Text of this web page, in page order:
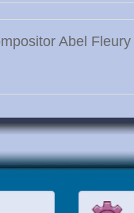
Abel Fleury